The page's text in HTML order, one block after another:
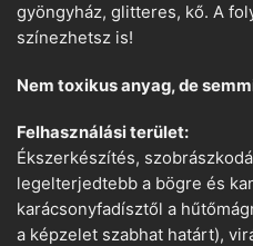
gyöngyház, glitteres, kő. A
színezhetsz is!
Nem toxikus anyag, de
Felhasználási terület:
Ékszerkészítés,
legelterjedtebb a bögre és
karácsonyfadísztől a
a képzelet szabhat határt),